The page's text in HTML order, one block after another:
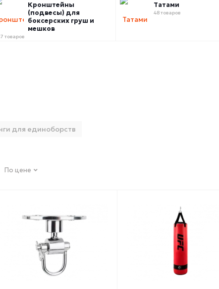
Кронштейны
(подвесы) для
боксерских груш и
мешков
товаров
Татами
48 товаров
для единоборств
По цене